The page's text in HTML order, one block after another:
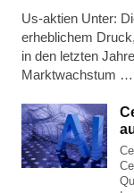
Us-aktien Unter:
erheblichem
in den letzten
Marktwachstum …